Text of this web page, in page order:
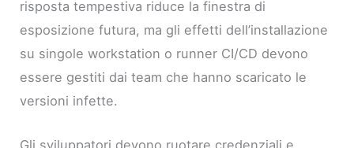
risposta tempestiva riduce la finestra di
esposizione futura, ma gli effetti dell’installazione
su singole workstation o runner CI/CD devono
essere gestiti dai team che hanno scaricato le
versioni infette.